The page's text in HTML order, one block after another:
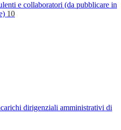
e collaboratori (da pubblicare in
10
dirigenziali amministrativi di